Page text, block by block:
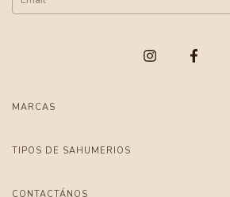
MARCAS
TIPOS DE SAHUMERIOS
CONTACTÁNOS